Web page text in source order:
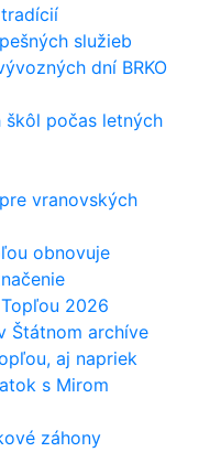
služieb
dní BRKO
škôl počas letných
vranovských
obnovuje
2026
Štátnom archíve
aj napriek
s Mirom
záhony